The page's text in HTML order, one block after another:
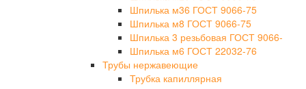
Шпилька м36 ГОСТ 9066-75
Шпилька м8 ГОСТ 9066-75
Шпилька 3 резьбовая ГОСТ 9066-
Шпилька м6 ГОСТ 22032-76
Трубы нержавеющие
Трубка капиллярная